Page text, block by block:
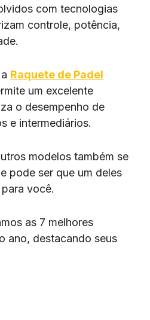
com tecnologias
controle, potência,
Raquete de Padel
um excelente
o desempenho de
e intermediários.
modelos também se
pode ser que um deles
você.
as 7 melhores
ano, destacando seus